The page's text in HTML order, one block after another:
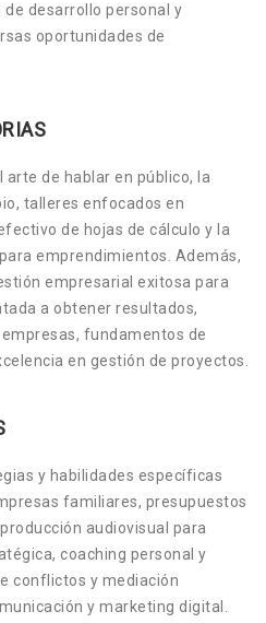
desarrollo personal y
oportunidades de
de hablar en público, la
talleres enfocados en
de hojas de cálculo y la
emprendimientos. Además,
empresarial exitosa para
a obtener resultados,
fundamentos de
en gestión de proyectos.
y habilidades específicas
familiares, presupuestos
audiovisual para
coaching personal y
conflictos y mediación
y marketing digital.